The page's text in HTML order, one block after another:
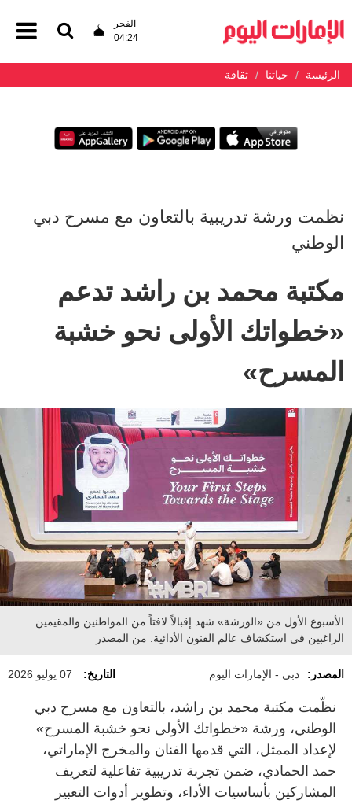
الفجر
04:24
الرئيسة حياتنا ثقافة
نظمت ورشة تدريبية بالتعاون مع مسرح دبي
الوطني
مكتبة محمد بن راشد تدعم
«خطواتك الأولى نحو خشبة
المسرح»
الأسبوع الأول من «الورشة» شهد إقبالاً لافتاً من المواطنين والمقيمين
الراغبين في استكشاف عالم الفنون الأدائية. من المصدر
المصدر: دبي - الإمارات اليوم التاريخ: 07 يوليو 2026
نظّمت مكتبة محمد بن راشد، بالتعاون مع مسرح دبي
الوطني، ورشة «خطواتك الأولى نحو خشبة المسرح»
لإعداد الممثل، التي قدمها الفنان والمخرج الإماراتي،
حمد الحمادي، ضمن تجربة تدريبية تفاعلية لتعريف
المشاركين بأساسيات الأداء، وتطوير أدوات التعبير